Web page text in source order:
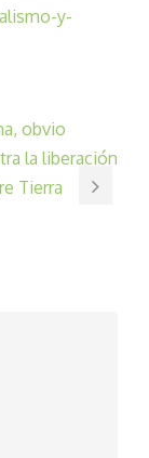
y-
obvio
la liberación
Tierra